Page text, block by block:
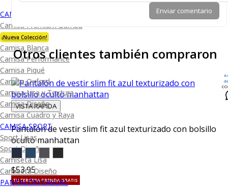
CAMISAS
Camisa Premium Bambú
¡Nueva Colección!
Camisa Blanca
Camisa Performance
Camisa Piqué
Camisa Oxford
Camisa Lisa y Textura
Camisa Diseño
Camisa Cuadro y Raya
CAMISA SPORT
Sport Lisas
Sport Diseño
Camiseta Lisa
Camiseta Diseño
PANTALÓN CASUAL
Enviar comentario
Otros clientes también compraron
VISTA RAPIDA
Pantalón de vestir slim fit azul texturizado con bolsillo
oculto manhattan
$53.95
TU TERCERA PRENDA GRATIS
de